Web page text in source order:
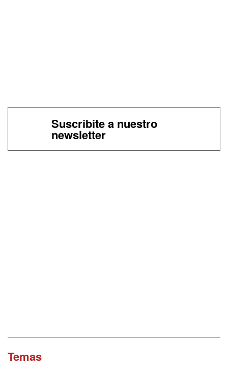
Suscribite a nuestro
newsletter
Temas